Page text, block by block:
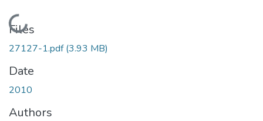
Loading...
Files
27127-1.pdf(3.93 MB)
Date
2010
Authors